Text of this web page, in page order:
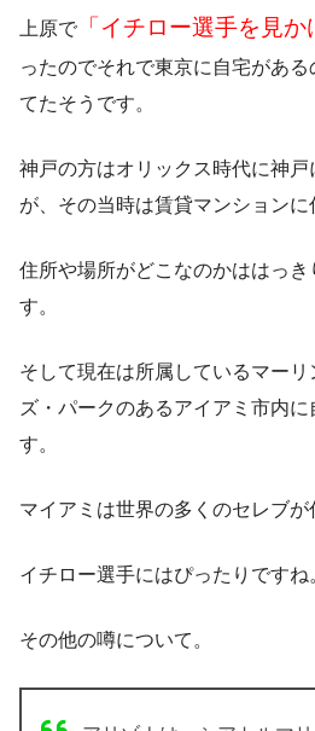
上原で
「イチロー選手を見か
ったのでそれで東京に自宅があ
てたそうです。
神戸の方はオリックス時代に神
が、その当時は賃貸マンションに
住所や場所がどこなのかははっ
す。
そして現在は所属しているマー
ズ・パークのあるアイアミ市内
す。
マイアミは世界の多くのセレブが
イチロー選手にはぴったりですね
その他の噂について。